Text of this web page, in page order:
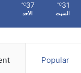
31
℃
السبت
37
℃
الأحد
Popular